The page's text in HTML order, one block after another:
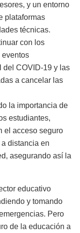
y un entorno
plataformas
técnicas.
con los
eventos
del COVID-19 y las
a cancelar las
la importancia de
estudiantes,
el acceso seguro
distancia en
asegurando así la
educativo
y tomando
Pero
de la educación a